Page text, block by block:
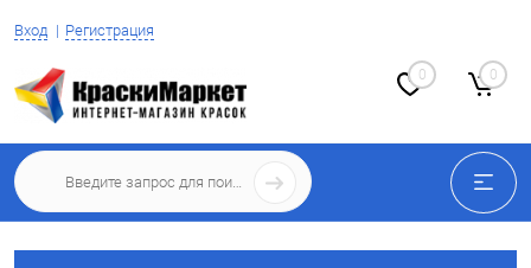
Вход Регистрация
0 0